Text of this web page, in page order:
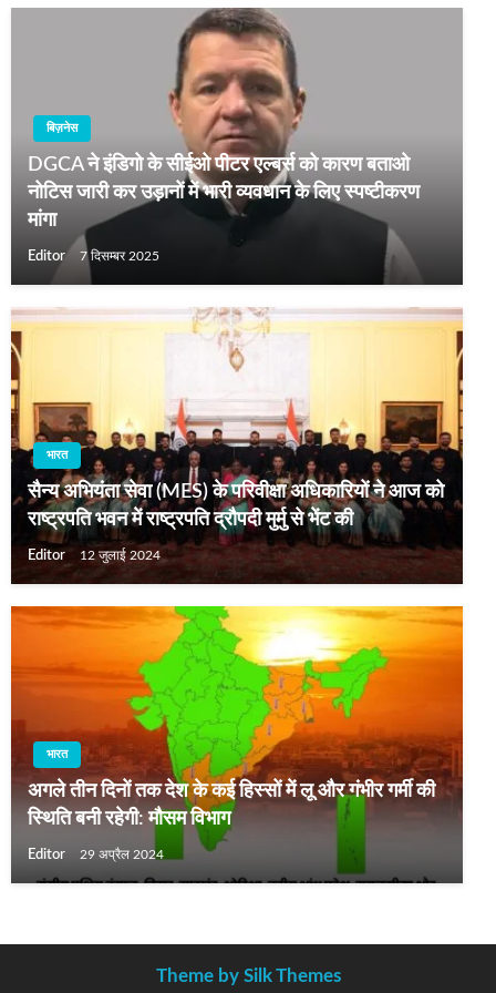
बिज़नेस
DGCA ने इंडिगो के सीईओ पीटर एल्बर्स को कारण बताओ
नोटिस जारी कर उड़ानों में भारी व्यवधान के लिए स्पष्टीकरण
मांगा
Editor 7 दिसम्बर 2025
भारत
सैन्य अभियंता सेवा (MES) के परिवीक्षा अधिकारियों ने आज को
राष्ट्रपति भवन में राष्ट्रपति द्रौपदी मुर्मु से भेंट की
Editor 12 जुलाई 2024
भारत
अगले तीन दिनों तक देश के कई हिस्सों में लू और गंभीर गर्मी की
स्थिति बनी रहेगी: मौसम विभाग
Editor 29 अप्रैल 2024
Theme by Silk Themes